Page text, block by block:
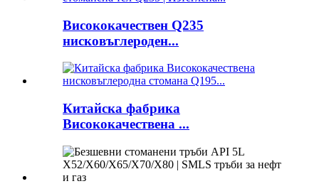
Висококачествен Q235
нисковъглероден...
Китайска фабрика
Висококачествена ...